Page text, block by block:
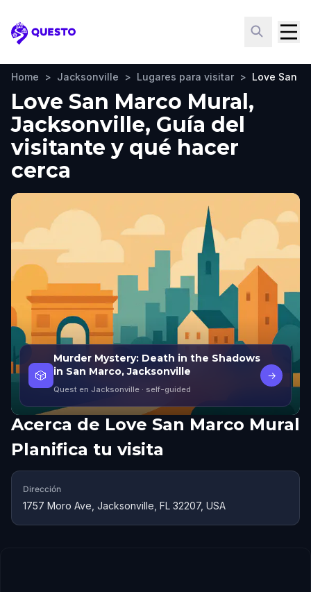
Questo
Home > Jacksonville > Lugares para visitar > Love San
Love San Marco Mural,
Jacksonville, Guía del
visitante y qué hacer
cerca
🎲
Murder Mystery: Death in the Shadows
in San Marco, Jacksonville
Quest en Jacksonville · self-guided
→
Acerca de Love San Marco Mural
Planifica tu visita
Dirección
1757 Moro Ave, Jacksonville, FL 32207, USA